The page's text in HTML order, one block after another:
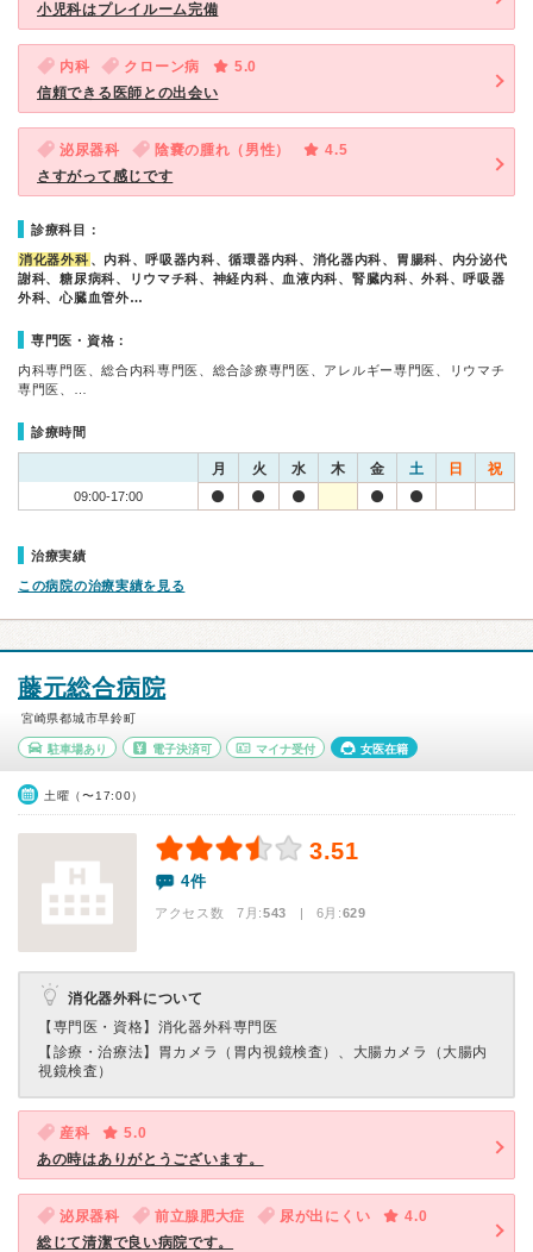
小児科はプレイルーム完備
内科 クローン病
5.0
信頼できる医師との出会い
泌尿器科 陰嚢の腫れ（男性）
4.5
さすがって感じです
診療科目：
消化器外科 、内科、呼吸器内科、循環器内科、消化器内科、胃腸科、内分泌代
謝科、糖尿病科、リウマチ科、神経内科、血液内科、腎臓内科、外科、呼吸器
外科、心臓血管外…
専門医・資格：
内科専門医、総合内科専門医、総合診療専門医、アレルギー専門医、リウマチ
専門医、…
診療時間
月 火 水 木 金 土 日 祝
09:00-17:00
治療実績
この病院の治療実績を見る
藤元総合病院
宮崎県都城市早鈴町
駐車場あり 電子決済可 マイナ受付 女医在籍
土曜（〜17:00）
3.51
4件
アクセス数 7月:543 | 6月:629
消化器外科について
【専門医・資格】 消化器外科専門医
【診療・治療法】 胃カメラ（胃内視鏡検査）、大腸カメラ（大腸内
視鏡検査）
産科
5.0
あの時はありがとうございます。
泌尿器科 前立腺肥大症 尿が出にくい
4.0
総じて清潔で良い病院です。